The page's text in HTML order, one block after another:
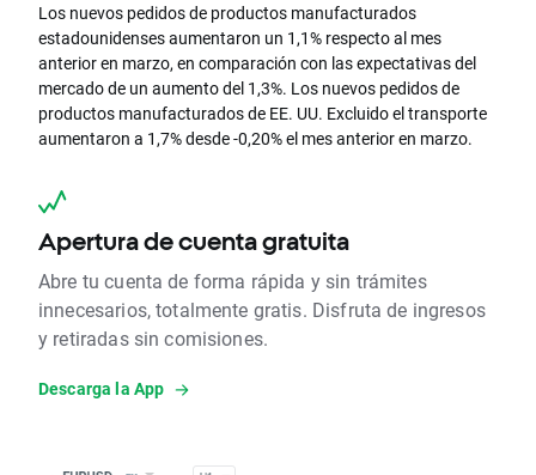
Los nuevos pedidos de productos manufacturados
estadounidenses aumentaron un 1,1% respecto al mes
anterior en marzo, en comparación con las expectativas del
mercado de un aumento del 1,3%. Los nuevos pedidos de
productos manufacturados de EE. UU. Excluido el transporte
aumentaron a 1,7% desde -0,20% el mes anterior en marzo.
Apertura de cuenta gratuita
Abre tu cuenta de forma rápida y sin trámites
innecesarios, totalmente gratis. Disfruta de ingresos
y retiradas sin comisiones.
Descarga la App